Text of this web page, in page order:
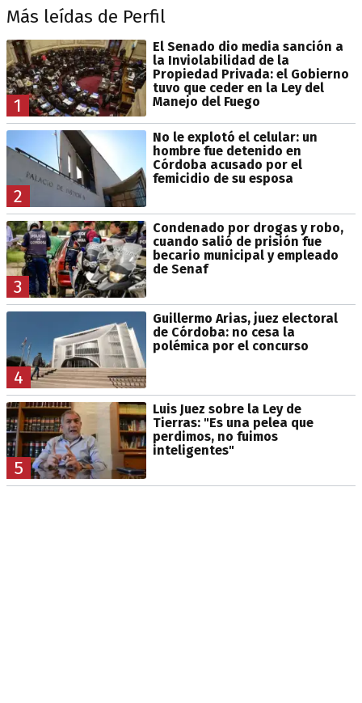
Más leídas de Perfil
1
El Senado dio media sanción a
la Inviolabilidad de la
Propiedad Privada: el Gobierno
tuvo que ceder en la Ley del
Manejo del Fuego
2
No le explotó el celular: un
hombre fue detenido en
Córdoba acusado por el
femicidio de su esposa
3
Condenado por drogas y robo,
cuando salió de prisión fue
becario municipal y empleado
de Senaf
4
Guillermo Arias, juez electoral
de Córdoba: no cesa la
polémica por el concurso
5
Luis Juez sobre la Ley de
Tierras: "Es una pelea que
perdimos, no fuimos
inteligentes"